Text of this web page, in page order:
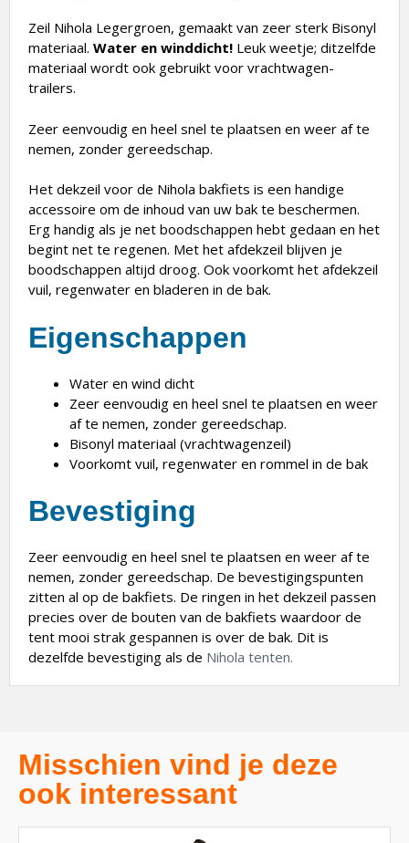
Zeil Nihola Legergroen, gemaakt van zeer sterk Bisonyl
materiaal. Water en winddicht! Leuk weetje; ditzelfde
materiaal wordt ook gebruikt voor vrachtwagen-
trailers.
Zeer eenvoudig en heel snel te plaatsen en weer af te
nemen, zonder gereedschap.
Het dekzeil voor de Nihola bakfiets is een handige
accessoire om de inhoud van uw bak te beschermen.
Erg handig als je net boodschappen hebt gedaan en het
begint net te regenen. Met het afdekzeil blijven je
boodschappen altijd droog. Ook voorkomt het afdekzeil
vuil, regenwater en bladeren in de bak.
Eigenschappen
Water en wind dicht
Zeer eenvoudig en heel snel te plaatsen en weer
af te nemen, zonder gereedschap.
Bisonyl materiaal (vrachtwagenzeil)
Voorkomt vuil, regenwater en rommel in de bak
Bevestiging
Zeer eenvoudig en heel snel te plaatsen en weer af te
nemen, zonder gereedschap. De bevestigingspunten
zitten al op de bakfiets. De ringen in het dekzeil passen
precies over de bouten van de bakfiets waardoor de
tent mooi strak gespannen is over de bak. Dit is
dezelfde bevestiging als de Nihola tenten.
Misschien vind je deze
ook interessant